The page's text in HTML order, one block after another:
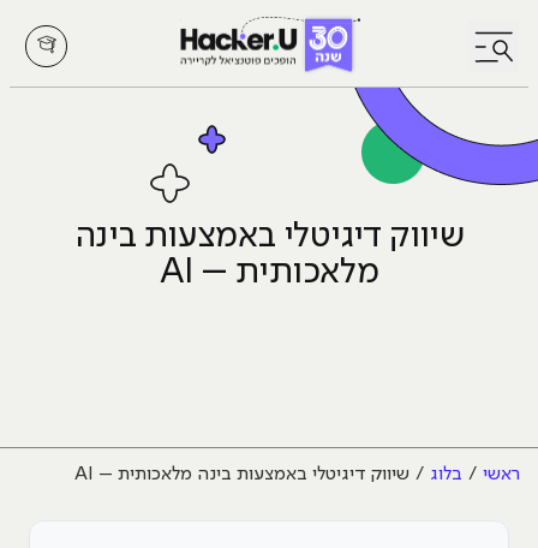
לחץ לפתיחת/סגירת תפריט
שיווק דיגיטלי באמצעות בינה
מלאכותית – AI
ראשי בלוג שיווק דיגיטלי באמצעות בינה מלאכותית – AI